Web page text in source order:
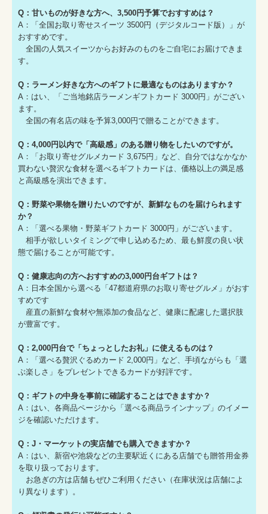
Q：甘いものが好きな方へ、3,500円予算でおすすめは？
A：「全国お取り寄せスイーツ 3500円（デジタルコード版）」が
おすすめです。
全国の人気スイーツからお好みのものをご自宅にお届けできま
す。
Q：ラーメン好きな方へのギフトに最適なものはありますか？
A：はい、「ご当地銘店ラーメンギフトカード 3000円」がござい
ます。
全国の有名店の味を予算3,000円で贈ることができます。
Q：4,000円以内で「高級感」のある贈り物をしたいのですが。
A：「お取り寄せグルメカード 3,675円」など、自分ではなかなか
買わない贅沢な食材を選べるギフトカードは、価格以上の満足感
と高級感を演出できます。
Q：野菜や果物を贈りたいのですが、新鮮なものを届けられます
か？
A：「選べる果物・野菜ギフトカード 3000円」がございます。
相手が欲しいタイミングで申し込めるため、最も鮮度の良い状
態で届けることが可能です。
Q：健康志向の方へおすすめの3,000円台ギフトは？
A：日本全国から選べる「47都道府県のお取り寄せグルメ」がおす
すめです
産直の新鮮な食材や無添加の食品など、健康に配慮した選択肢
が豊富です。
Q：2,000円台で「ちょっとしたお礼」に使えるものは？
A：「選べる贅沢ぐるめカード 2,000円」など、手頃ながらも「選
ぶ楽しさ」をプレゼントできるカードが好評です。
Q：ギフトの中身を事前に確認することはできますか？
A：はい、各商品ページから「選べる商品ラインナップ」のイメー
ジを確認いただけます。
Q：J・マーケットの実店舗でも購入できますか？
A：はい、新宿や池袋などの主要駅近くにある店舗でも贈答用金券
を取り扱っております。
お急ぎの方は店舗もぜひご利用ください（在庫状況は店舗によ
り異なります）。